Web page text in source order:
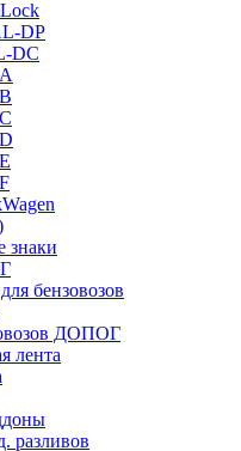
DP
DC
знаки
бензовозов
ДОПОГ
лента
разливов